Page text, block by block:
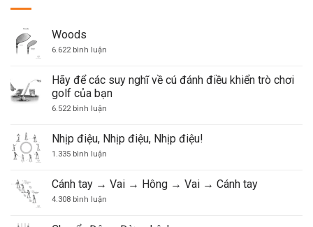
Woods
6.622 bình luận
Hãy để các suy nghĩ về cú đánh điều khiển trò chơi
golf của bạn
6.522 bình luận
các
suy
đánh
điều
Nhịp điệu, Nhịp điệu, Nhịp điệu!
1.335 bình luận
Nhịp
điệu,
Cánh tay → Vai → Hông → Vai → Cánh tay
4.308 bình luận